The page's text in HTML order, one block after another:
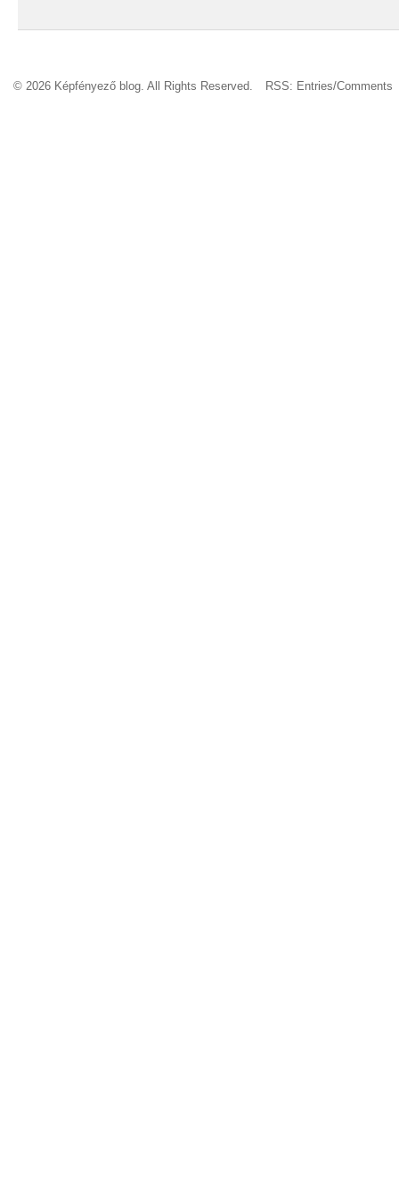
© 2026 Képfényező blog. All Rights Reserved. RSS: Entries/Comments